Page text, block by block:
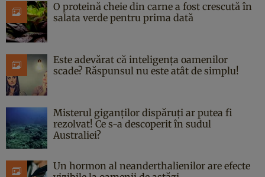
O proteină cheie din carne a fost crescută în
salata verde pentru prima dată
Este adevărat că inteligența oamenilor
scade? Răspunsul nu este atât de simplu!
Misterul giganților dispăruți ar putea fi
rezolvat! Ce s-a descoperit în sudul
Australiei?
Un hormon al neanderthalienilor are efecte